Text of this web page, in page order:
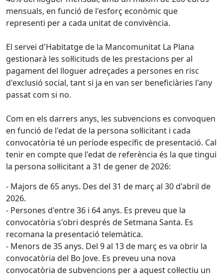
mensuals, en funció de l'esforç econòmic que
representi per a cada unitat de convivència.
El servei d'Habitatge de la Mancomunitat La Plana
gestionarà les sol·licituds de les prestacions per al
pagament del lloguer adreçades a persones en risc
d'exclusió social, tant si ja en van ser beneficiàries l'any
passat com si no.
Com en els darrers anys, les subvencions es convoquen
en funció de l'edat de la persona sol·licitant i cada
convocatòria té un període específic de presentació. Cal
tenir en compte que l'edat de referència és la que tingui
la persona sol·licitant a 31 de gener de 2026:
- Majors de 65 anys. Des del 31 de març al 30 d'abril de
2026.
- Persones d'entre 36 i 64 anys. Es preveu que la
convocatòria s'obri després de Setmana Santa. Es
recomana la presentació telemàtica.
- Menors de 35 anys. Del 9 al 13 de març es va obrir la
convocatòria del Bo Jove. Es preveu una nova
convocatòria de subvencions per a aquest col·lectiu un